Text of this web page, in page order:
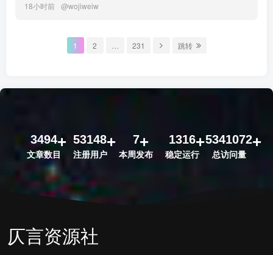
18小时前 @wojiweiw
1 2 231 跳转
3494
文章数目
53148
注册用户
7
本周发布
1316
稳定运行
5341072
总访问量
仄言资源社